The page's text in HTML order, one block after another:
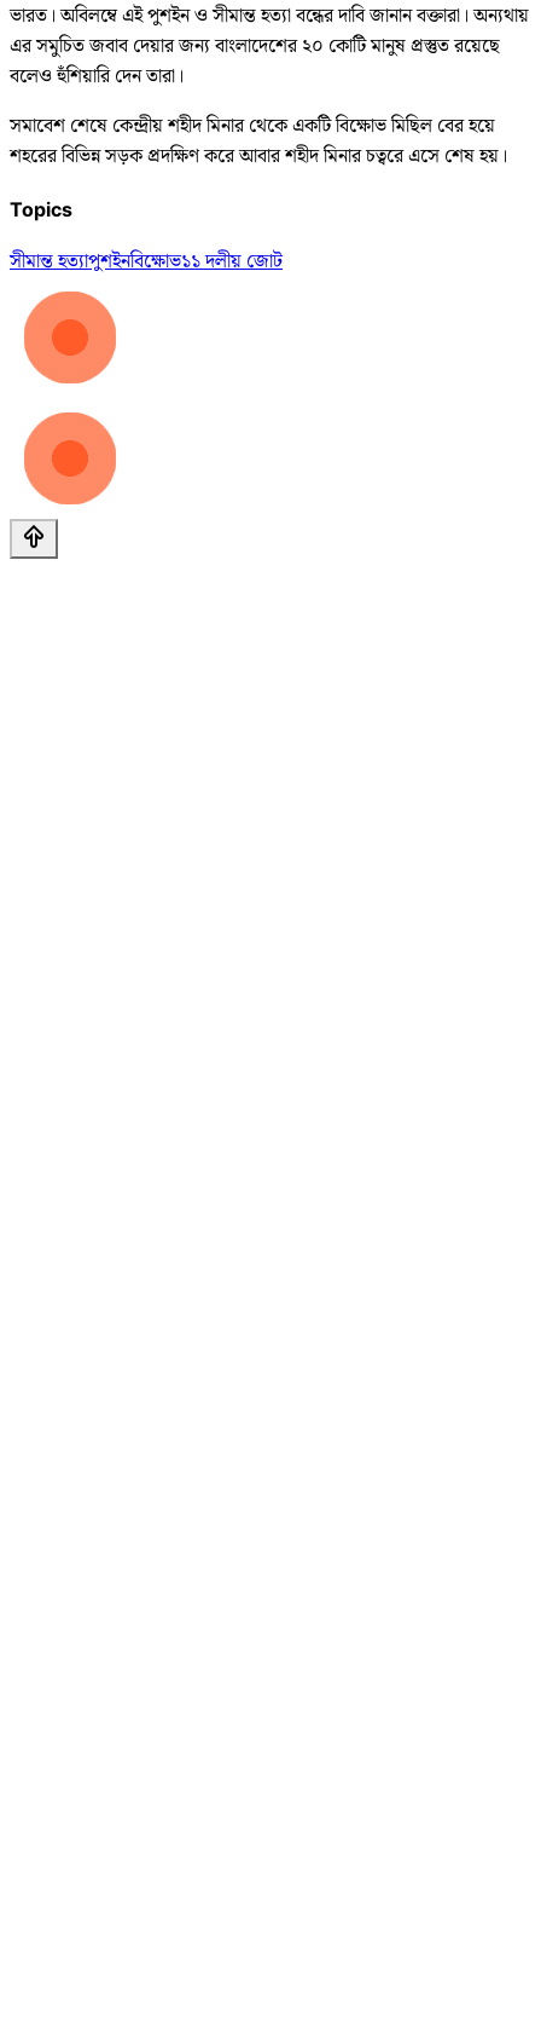
ভারত। অবিলম্বে এই পুশ‌ইন ও সীমান্ত হত্যা বন্ধের দাবি জানান বক্তারা। অন্যথায়
এর সমুচিত জবাব দেয়ার জন্য বাংলাদেশের ২০ কোটি মানুষ প্রস্তুত রয়েছে
বলেও হুঁশিয়ারি দেন তারা।
সমাবেশ শেষে কেন্দ্রীয় শহীদ মিনার থেকে একটি বিক্ষোভ মিছিল বের হয়ে
শহরের বিভিন্ন সড়ক প্রদক্ষিণ করে আবার শহীদ মিনার চত্বরে এসে শেষ হয়।
Topics
সীমান্ত হত্যাপুশইনবিক্ষোভ১১ দলীয় জোট